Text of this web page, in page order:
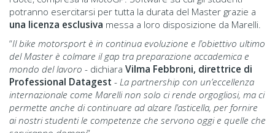
potranno esercitarsi per tutta la durata del Master grazie a
una licenza esclusiva messa a loro disposizione da Marelli.
“Il bike motorsport è in continua evoluzione e l’obiettivo ultimo
del Master è colmare il gap tra preparazione accademica e
mondo del lavoro - dichiara Vilma Febbroni, direttrice di
Professional Datagest - La partnership con un’eccellenza
internazionale come Marelli non solo ci rende orgogliosi, ma ci
permette anche di continuare ad alzare l’asticella, per fornire
ai nostri studenti le competenze che servono oggi e quelle che